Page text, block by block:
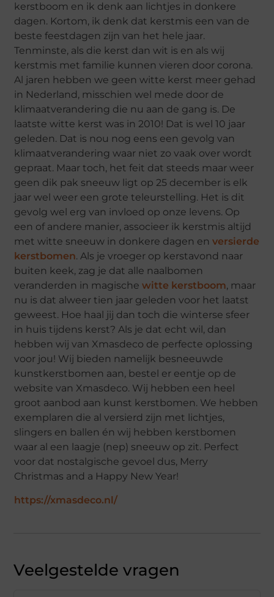
kerstboom en ik denk aan lichtjes in donkere
dagen. Kortom, ik denk dat kerstmis een van de
beste feestdagen zijn van het hele jaar.
Tenminste, als die kerst dan wit is en als wij
kerstmis met familie kunnen vieren door corona.
Al jaren hebben we geen witte kerst meer gehad
in Nederland, misschien wel mede door de
klimaatverandering die nu aan de gang is. De
laatste witte kerst was in 2010! Dat is wel 10 jaar
geleden. Dat is nou nog eens een gevolg van
klimaatverandering waar niet zo vaak over wordt
gepraat. Maar toch, het feit dat steeds maar weer
geen dik pak sneeuw ligt op 25 december is elk
jaar wel weer een grote teleurstelling. Het is dit
gevolg wel erg van invloed op onze levens. Op
een of andere manier, associeer ik kerstmis altijd
met witte sneeuw in donkere dagen enversierde
kerstbomen. Als je vroeger op kerstavond naar
buiten keek, zag je dat alle naalbomen
veranderden in magischewitte kerstboom, maar
nu is dat alweer tien jaar geleden voor het laatst
geweest. Hoe haal jij dan toch die winterse sfeer
in huis tijdens kerst? Als je dat echt wil, dan
hebben wij van Xmasdeco de perfecte oplossing
voor jou! Wij bieden namelijk besneeuwde
kunstkerstbomen aan, bestel er eentje op de
website van Xmasdeco. Wij hebben een heel
groot aanbod aan kunst kerstbomen. We hebben
exemplaren die al versierd zijn met lichtjes,
slingers en ballen én wij hebben kerstbomen
waar al een laagje (nep) sneeuw op zit. Perfect
voor dat nostalgische gevoel dus, Merry
Christmas and a Happy New Year!
https://xmasdeco.nl/
Veelgestelde vragen